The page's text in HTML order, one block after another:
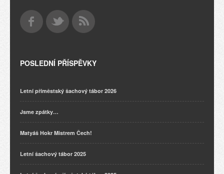
POSLEDNÍ PŘÍSPĚVKY
Letní příměstský šachový tábor 2026
Jsme zpátky…
Matyáš Hokr Mistrem Čech!
Letní šachový tábor 2025